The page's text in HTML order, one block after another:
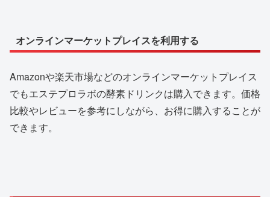
オンラインマーケットプレイスを利用する
Amazonや楽天市場などのオンラインマーケットプレイス
でもエステプロラボの酵素ドリンクは購入できます。価格
比較やレビューを参考にしながら、お得に購入することが
できます。